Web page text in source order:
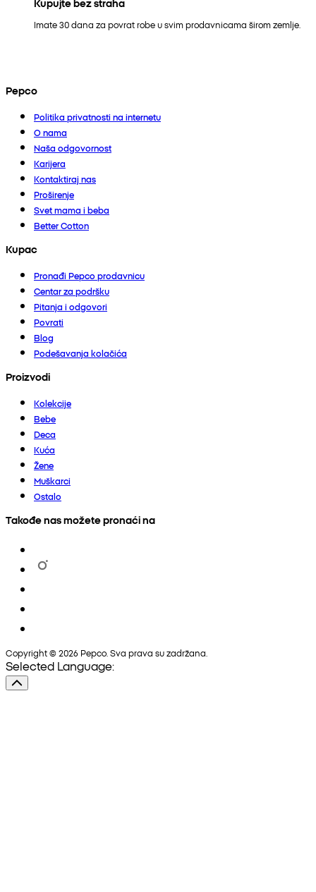
Imate 30 dana za povrat robe u svim prodavnicama širom zemlje.
Pepco
Politika privatnosti na internetu
O nama
Naša odgovornost
Karijera
Kontaktiraj nas
Proširenje
Svet mama i beba
Better Cotton
Kupac
Pronađi Pepco prodavnicu
Centar za podršku
Pitanja i odgovori
Povrati
Blog
Podešavanja kolačića
Proizvodi
Kolekcije
Bebe
Deca
Kuća
Žene
Muškarci
Ostalo
Takođe nas možete pronaći na
Copyright © 2026 Pepco. Sva prava su zadržana.
Selected Language: